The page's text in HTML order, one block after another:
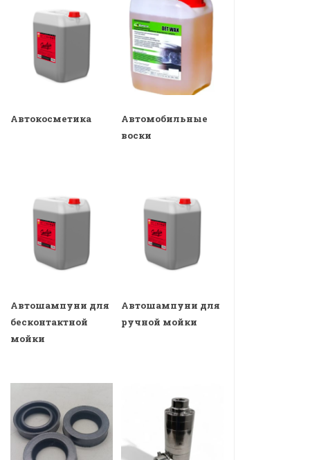
Автокосметика
Автомобильные
воски
Автошампуни для
бесконтактной
мойки
Автошампуни для
ручной мойки